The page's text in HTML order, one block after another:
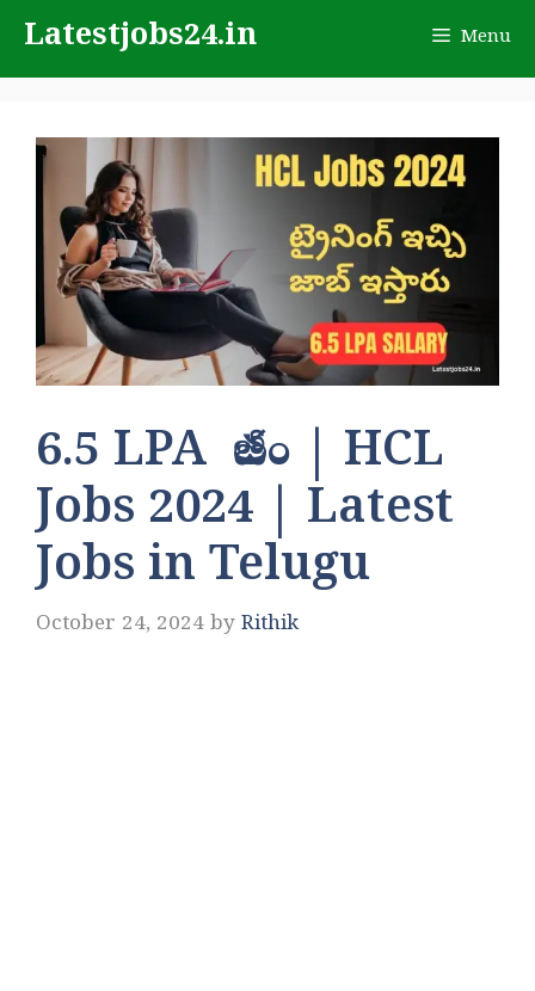
content
Latestjobs24.in Menu
6.5 LPA జీతం | HCL
Jobs 2024 | Latest
Jobs in Telugu
October 24, 2024 by Rithik